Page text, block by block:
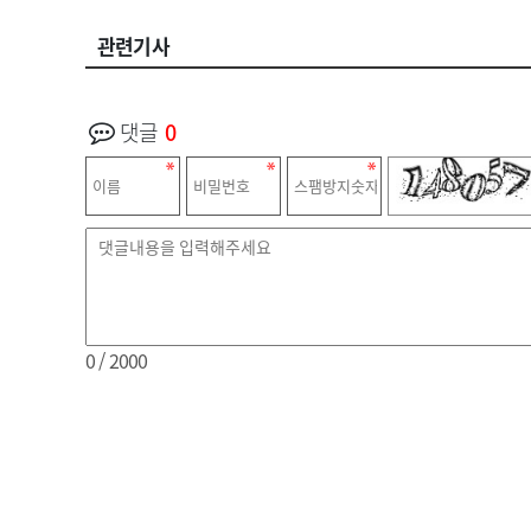
관련기사
댓글 0
0/ 2000